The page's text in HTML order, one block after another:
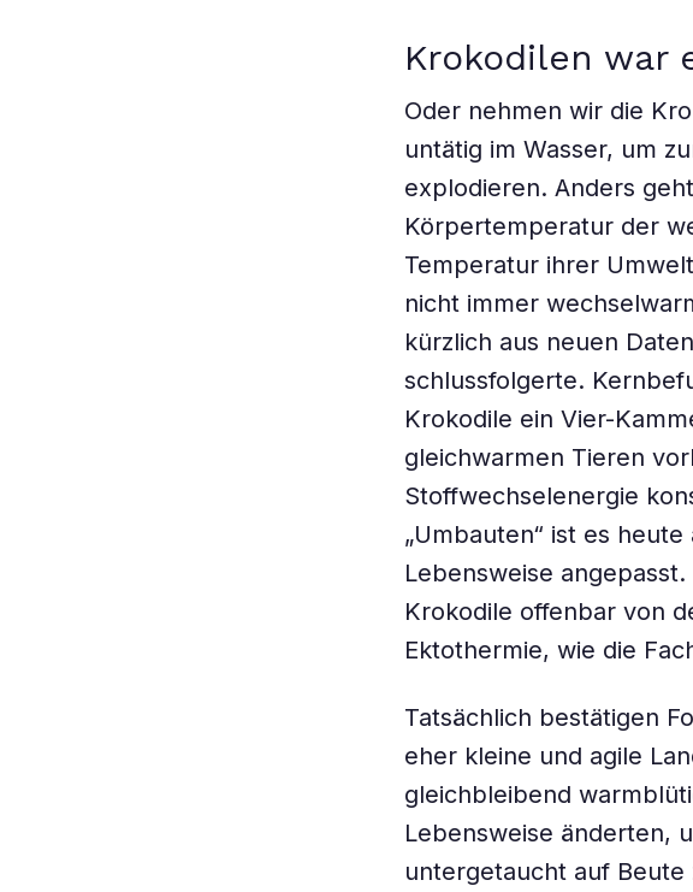
Krokodilen war
Oder nehmen wir die
untätig im Wasser, um
explodieren. Anders
Körpertemperatur der
Temperatur ihrer
nicht immer
kürzlich aus neuen
schlussfolgerte.
Krokodile ein Vier-
gleichwarmen Tieren
Stoffwechselenergie
„Umbauten“ ist es
Lebensweise
Krokodile offenbar von
Ektothermie, wie die
Tatsächlich bestätigen
eher kleine und agile
gleichbleibend
Lebensweise änderten,
untergetaucht auf